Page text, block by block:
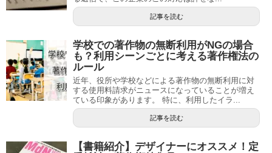
記事を読む
学校での著作物の無断利用がNGの場合
も？利用シーンごとに考える著作権法の
ルール
近年、役所や学校などによる著作物の無断利用に対
する使用料請求がニュースになっていることが増え
ている印象があります。 特に、利用したイラ...
記事を読む
【書籍紹介】デザイナーにオススメ！定